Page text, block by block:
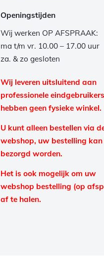
Openingstijden
Wij werken OP AFSPRAAK:
ma t/m vr. 10.00 – 17.00 uur
za. & zo gesloten
Wij leveren uitsluitend aan
professionele
hebben geen fysieke winkel.
U kunt alleen bestellen via
webshop, uw bestelling
bezorgd worden.
Het is ook mogelijk om uw
webshop bestelling (op
af te halen.